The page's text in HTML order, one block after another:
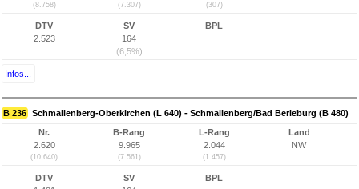
(8.758) (7.307) (307)
DTV
2.523
SV
164
(6,5%)
BPL
Infos...
B 236 Schmallenberg-Oberkirchen (L 640) - Schmallenberg/Bad Berleburg (B 480)
Nr.
2.620
(10.640)
B-Rang
9.965
(7.561)
L-Rang
2.044
(1.457)
Land
NW
DTV
SV
BPL